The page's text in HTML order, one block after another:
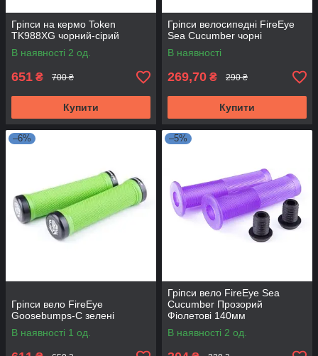
Гріпси на кермо Token
TK988XG чорний-сірий
В наявності 2 од.
651 ₴ 700 ₴
Купити
Гріпси велосипедні FireEye
Sea Cucumber чорні
В наявності
269,70 ₴ 290 ₴
Купити
–6%
Гріпси вело FireEye
Goosebumps-C зелені
В наявності 1 од.
–5%
Гріпси вело FireEye Sea
Cucumber Прозорий
Фіолетові 140мм
В наявності 2 од.